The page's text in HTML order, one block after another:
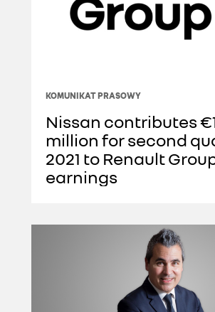
KOMUNIKAT PRASOWY
Nissan contributes
million for second
2021 to Renault
earnings